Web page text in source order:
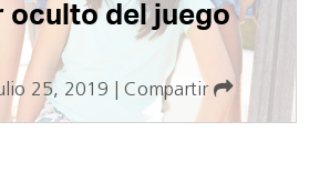
oculto del juego
25, 2019 Compartir